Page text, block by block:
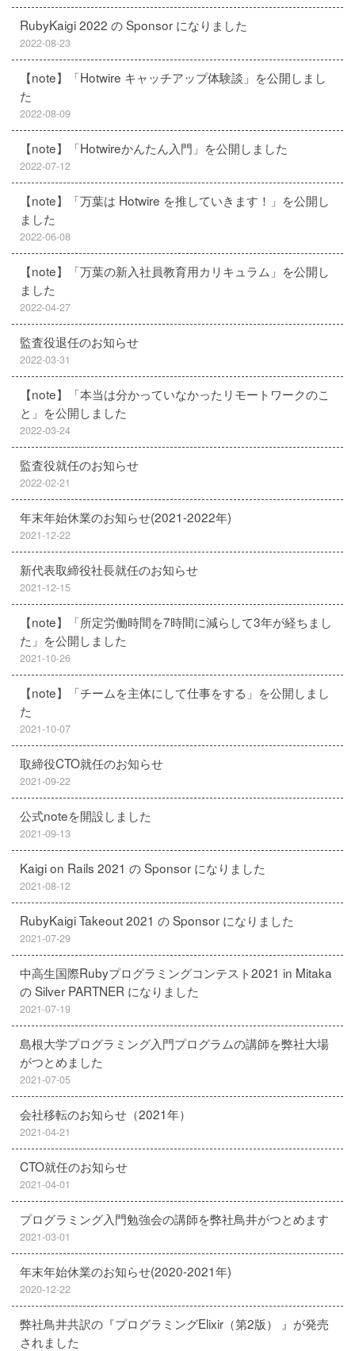
RubyKaigi 2022 の Sponsor になりました
2022-08-23
【note】「Hotwire キャッチアップ体験談」を公開しまし
た
2022-08-09
【note】「Hotwireかんたん入門」を公開しました
2022-07-12
【note】「万葉は Hotwire を推していきます！」を公開し
ました
2022-06-08
【note】「万葉の新入社員教育用カリキュラム」を公開し
ました
2022-04-27
監査役退任のお知らせ
2022-03-31
【note】「本当は分かっていなかったリモートワークのこ
と」を公開しました
2022-03-24
監査役就任のお知らせ
2022-02-21
年末年始休業のお知らせ(2021-2022年)
2021-12-22
新代表取締役社長就任のお知らせ
2021-12-15
【note】「所定労働時間を7時間に減らして3年が経ちまし
た」を公開しました
2021-10-26
【note】「チームを主体にして仕事をする」を公開しまし
た
2021-10-07
取締役CTO就任のお知らせ
2021-09-22
公式noteを開設しました
2021-09-13
Kaigi on Rails 2021 の Sponsor になりました
2021-08-12
RubyKaigi Takeout 2021 の Sponsor になりました
2021-07-29
中高生国際Rubyプログラミングコンテスト2021 in Mitaka
の Silver PARTNER になりました
2021-07-19
島根大学プログラミング入門プログラムの講師を弊社大場
がつとめました
2021-07-05
会社移転のお知らせ（2021年）
2021-04-21
CTO就任のお知らせ
2021-04-01
プログラミング入門勉強会の講師を弊社鳥井がつとめます
2021-03-01
年末年始休業のお知らせ(2020-2021年)
2020-12-22
弊社鳥井共訳の『プログラミングElixir（第2版） 』が発売
されました